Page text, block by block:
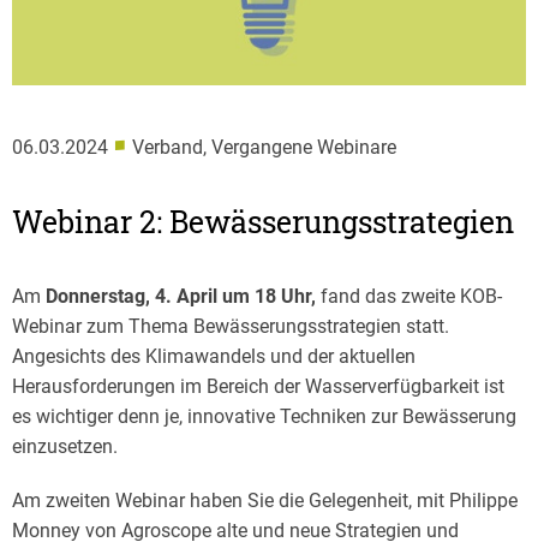
06.03.2024 ■ Verband, Vergangene Webinare
Webinar 2: Bewässerungsstrategien
Am Donnerstag, 4. April um 18 Uhr, fand das zweite KOB-
Webinar zum Thema Bewässerungsstrategien statt.
Angesichts des Klimawandels und der aktuellen
Herausforderungen im Bereich der Wasserverfügbarkeit ist
es wichtiger denn je, innovative Techniken zur Bewässerung
einzusetzen.
Am zweiten Webinar haben Sie die Gelegenheit, mit Philippe
Monney von Agroscope alte und neue Strategien und